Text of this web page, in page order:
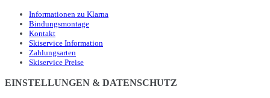
Informationen zu Klarna
Bindungsmontage
Kontakt
Skiservice Information
Zahlungsarten
Skiservice Preise
EINSTELLUNGEN & DATENSCHUTZ